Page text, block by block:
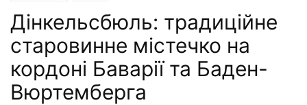
Дінкельсбюль: традиційне
старовинне містечко на
кордоні Баварії та Баден-
Вюртемберга